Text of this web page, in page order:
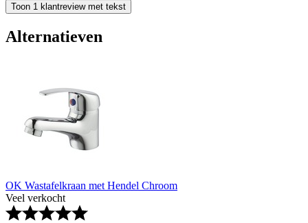
Toon 1 klantreview met tekst
Alternatieven
OK Wastafelkraan met Hendel Chroom
Veel verkocht